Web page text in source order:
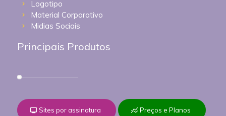
Logotipo
Material Corporativo
Midias Sociais
Principais Produtos
Sites por assinatura Preços e Planos